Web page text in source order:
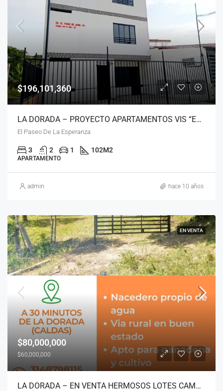
$196,101,360
LA DORADA – PROYECTO APARTAMENTOS VIS “EL PASEO”
El Paseo De La Esperanza
3 2 1 102M2
APARTAMENTO
admin hace 10 años
EN VENTA
$80,000,000
$60,000,000
LA DORADA – EN VENTA HERMOSOS LOTES CAMPESTRES